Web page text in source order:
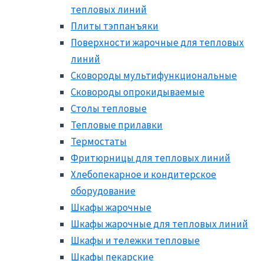
тепловых линий
Плиты тэппанъяки
Поверхности жарочные для тепловых
линий
Сковороды мультифункциональные
Сковороды опрокидываемые
Столы тепловые
Тепловые прилавки
Термостаты
Фритюрницы для тепловых линий
Хлебопекарное и кондитерское
оборудование
Шкафы жарочные
Шкафы жарочные для тепловых линий
Шкафы и тележки тепловые
Шкафы пекарские